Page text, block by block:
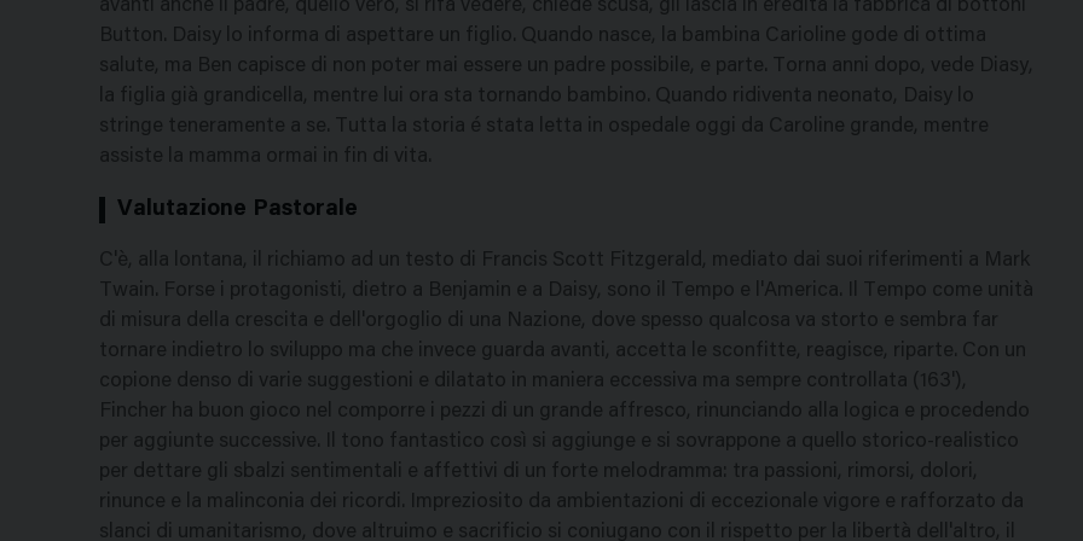
avanti anche il padre, quello vero, si rifà vedere, chiede scusa, gli lascia in eredità la fabbrica di bottoni
Button. Daisy lo informa di aspettare un figlio. Quando nasce, la bambina Carioline gode di ottima
salute, ma Ben capisce di non poter mai essere un padre possibile, e parte. Torna anni dopo, vede Diasy,
la figlia già grandicella, mentre lui ora sta tornando bambino. Quando ridiventa neonato, Daisy lo
stringe teneramente a se. Tutta la storia é stata letta in ospedale oggi da Caroline grande, mentre
assiste la mamma ormai in fin di vita.
Valutazione Pastorale
C'è, alla lontana, il richiamo ad un testo di Francis Scott Fitzgerald, mediato dai suoi riferimenti a Mark
Twain. Forse i protagonisti, dietro a Benjamin e a Daisy, sono il Tempo e l'America. Il Tempo come unità
di misura della crescita e dell'orgoglio di una Nazione, dove spesso qualcosa va storto e sembra far
tornare indietro lo sviluppo ma che invece guarda avanti, accetta le sconfitte, reagisce, riparte. Con un
copione denso di varie suggestioni e dilatato in maniera eccessiva ma sempre controllata (163'),
Fincher ha buon gioco nel comporre i pezzi di un grande affresco, rinunciando alla logica e procedendo
per aggiunte successive. Il tono fantastico così si aggiunge e si sovrappone a quello storico-realistico
per dettare gli sbalzi sentimentali e affettivi di un forte melodramma: tra passioni, rimorsi, dolori,
rinunce e la malinconia dei ricordi. Impreziosito da ambientazioni di eccezionale vigore e rafforzato da
slanci di umanitarismo, dove altruimo e sacrificio si coniugano con il rispetto per la libertà dell'altro, il